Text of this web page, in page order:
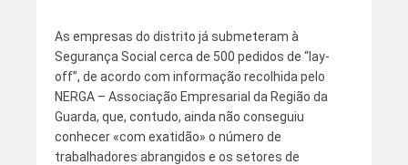
As empresas do distrito já submeteram à
Segurança Social cerca de 500 pedidos de “lay-
off”, de acordo com informação recolhida pelo
NERGA – Associação Empresarial da Região da
Guarda, que, contudo, ainda não conseguiu
conhecer «com exatidão» o número de
trabalhadores abrangidos e os setores de